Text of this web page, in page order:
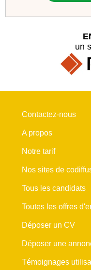
un
Contactez-nous
A propos
Notre tarif
Nos sites de
Tous les candidats
Toutes les offres
Déposer un CV
Déposer une
Témoignages